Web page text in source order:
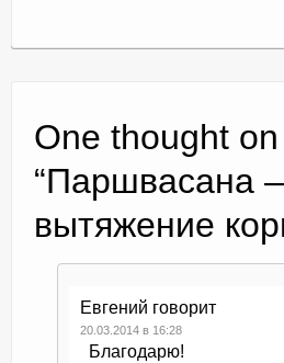
One thought on
“Паршвасана
вытяжение
Евгений говорит
20.03.2014 в 16:28
Благодарю!